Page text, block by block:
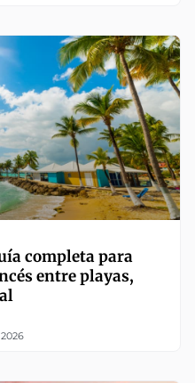
completa para
entre playas,